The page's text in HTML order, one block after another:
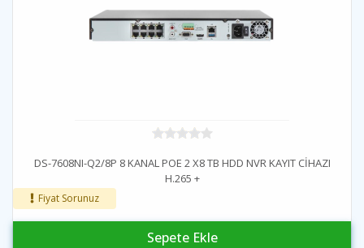
DS-7608NI-Q2/8P 8 KANAL POE 2 X8 TB HDD NVR KAYIT CİHAZI
H.265 +
Fiyat Sorunuz
Sepete Ekle